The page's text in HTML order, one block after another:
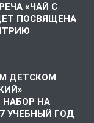
«ЧАЙ С
ПОСВЯЩЕНА
ДЕТСКОМ
НА
УЧЕБНЫЙ ГОД